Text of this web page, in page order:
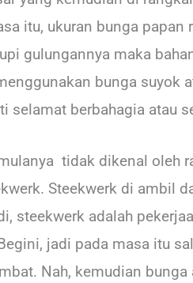
itu, ukuran bunga
gulungannya maka
bunga suyok
selamat berbahagia atau
tidak dikenal oleh
Steekwerk di ambil
steekwerk adalah
jadi pada masa itu
Nah, kemudian